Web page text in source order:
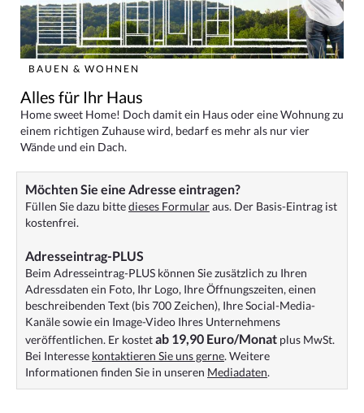
BAUEN & WOHNEN
Alles für Ihr Haus
Home sweet Home! Doch damit ein Haus oder eine Wohnung zu
einem richtigen Zuhause wird, bedarf es mehr als nur vier
Wände und ein Dach.
Möchten Sie eine Adresse eintragen?
Füllen Sie dazu bittedieses Formularaus. Der Basis-Eintrag ist
kostenfrei.
Adresseintrag-PLUS
Beim Adresseintrag-PLUS können Sie zusätzlich zu Ihren
Adressdaten ein Foto, Ihr Logo, Ihre Öffnungszeiten, einen
beschreibenden Text (bis 700 Zeichen), Ihre Social-Media-
Kanäle sowie ein Image-Video Ihres Unternehmens
veröffentlichen. Er kostetab 19,90 Euro/Monat plus MwSt.
Bei Interesse kontaktieren Sie uns gerne. Weitere
Informationen finden Sie in unseren Mediadaten.